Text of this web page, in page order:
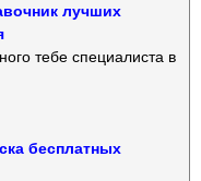
лучших
тебе специалиста в
бесплатных